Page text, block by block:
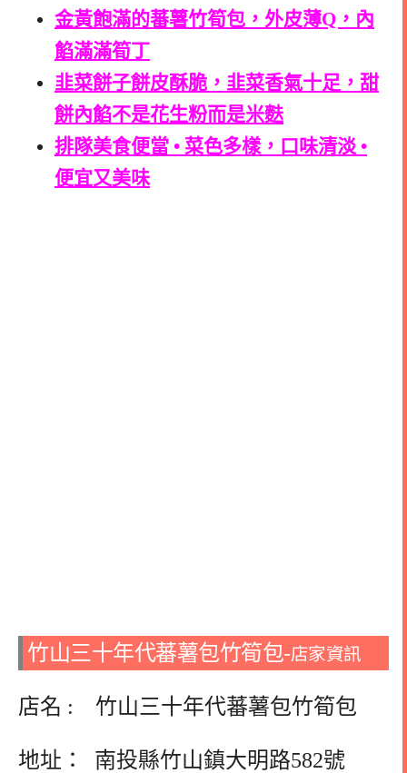
金黃飽滿的蕃薯竹筍包，外皮薄Q，內
餡滿滿筍丁
韭菜餅子餅皮酥脆，韭菜香氣十足，甜
餅內餡不是花生粉而是米麩
排隊美食便當 • 菜色多樣，口味清淡 •
便宜又美味
竹山三十年代蕃薯包竹筍包-店家資訊
店名 : 竹山三十年代蕃薯包竹筍包
地址： 南投縣竹山鎮大明路582號